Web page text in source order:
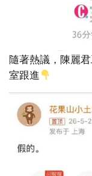
隨著熱議，陳麗
室跟進